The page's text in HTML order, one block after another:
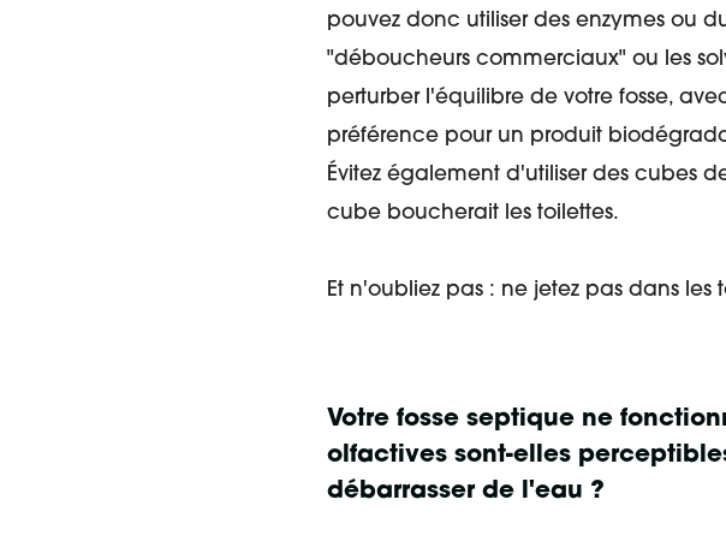
pouvez donc utiliser des enzymes ou
"déboucheurs commerciaux" ou les
perturber l'équilibre de votre fosse,
préférence pour un produit
Évitez également d'utiliser des cubes
cube boucherait les toilettes.
Et n'oubliez pas : ne jetez pas dans
Votre fosse septique ne
olfactives sont-elles
débarrasser de l'eau ?